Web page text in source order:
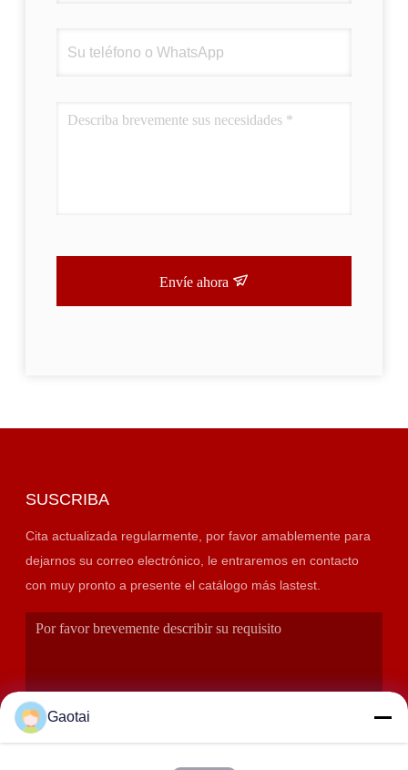
Envíe ahora
SUSCRIBA
Cita actualizada regularmente, por favor amablemente para
dejarnos su correo electrónico, le entraremos en contacto
con muy pronto a presente el catálogo más lastest.
Gaotai